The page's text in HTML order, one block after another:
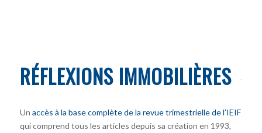
RÉFLEXIONS IMMOBILIÈRES
Un accès à la base complète de la revue trimestrielle de l’IEIF
qui comprend tous les articles depuis sa création en 1993,